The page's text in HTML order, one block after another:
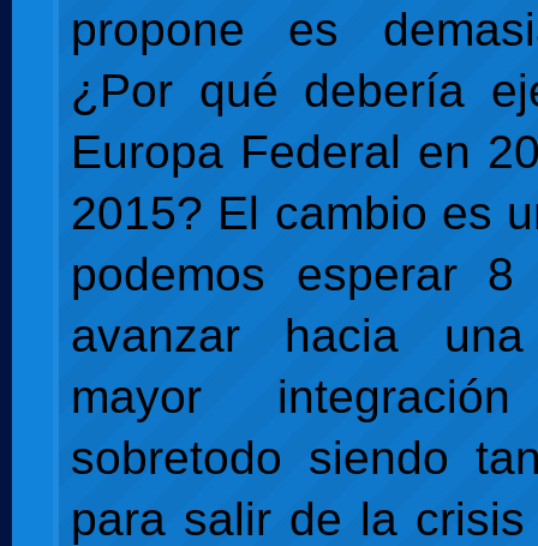
propone es
¿Por qué debería
Europa Federal en
2015? El cambio es
podemos esperar
avanzar hacia una
mayor
sobretodo siendo
para salir de la